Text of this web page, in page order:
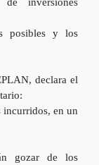
posibles y los
declara el
incurridos, en un
gozar de los